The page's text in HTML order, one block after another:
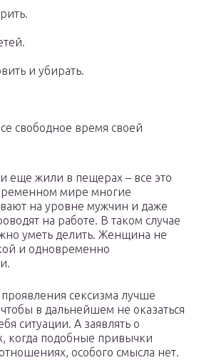
и убирать.
свободное время своей
еще жили в пещерах – все это
мире многие
на уровне мужчин и даже
на работе. В таком случае
уметь делить. Женщина не
и одновременно
сексизма лучше
в дальнейшем не оказаться
ситуации. А заявлять о
когда подобные привычки
особого смысла нет.